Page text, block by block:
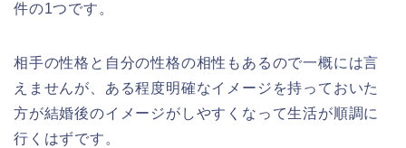
件の1つです。
相手の性格と自分の性格の相性もあるので一概には言
えませんが、ある程度明確なイメージを持っておいた
方が結婚後のイメージがしやすくなって生活が順調に
行くはずです。